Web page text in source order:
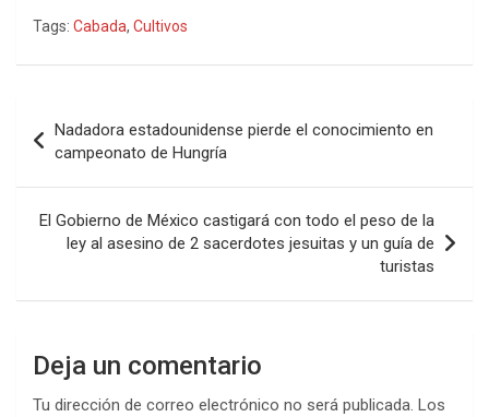
Tags: Cabada, Cultivos
de
entradas
Nadadora estadounidense pierde el conocimiento en
campeonato de Hungría
El Gobierno de México castigará con todo el peso de la
ley al asesino de 2 sacerdotes jesuitas y un guía de
turistas
Deja un comentario
Tu dirección de correo electrónico no será publicada. Los